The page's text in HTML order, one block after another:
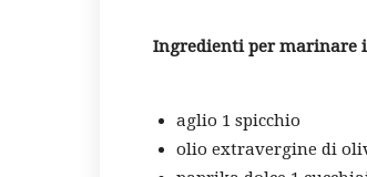
Ingredienti per marinare
aglio 1 spicchio
olio extravergine di